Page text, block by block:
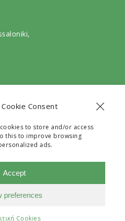
Consent
to store and/or access
this to improve browsing
ads.
Accept
preferences
Cookies
Agency licensed by the
0933E60000241101.